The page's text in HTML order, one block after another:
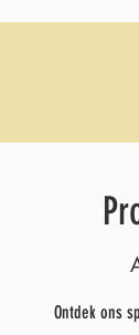
Ontdek ons